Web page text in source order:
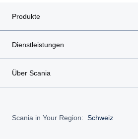
Produkte
Dienstleistungen
Über Scania
Scania in Your Region: Schweiz